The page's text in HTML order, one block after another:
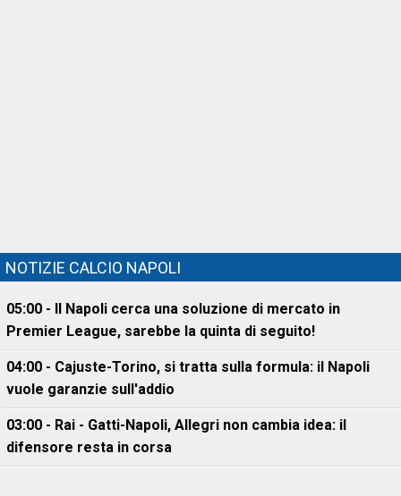
NOTIZIE CALCIO NAPOLI
05:00 - Il Napoli cerca una soluzione di mercato in
Premier League, sarebbe la quinta di seguito!
04:00 - Cajuste-Torino, si tratta sulla formula: il Napoli
vuole garanzie sull'addio
03:00 - Rai - Gatti-Napoli, Allegri non cambia idea: il
difensore resta in corsa